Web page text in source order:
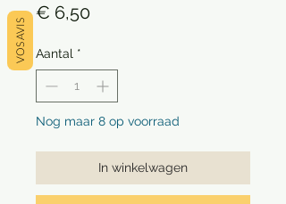
€ 6,50Prijs
Aantal *
Nog maar 8 op voorraad
In winkelwagen
VOS AVIS